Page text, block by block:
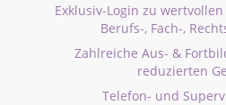
Exklusiv-Login zu
Berufs-, Fach-,
Zahlreiche Aus- &
reduzierten
Telefon- und